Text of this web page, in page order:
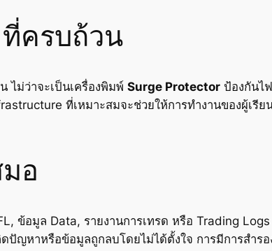
ที่ครบถ้วน
ไม่ว่าจะเป็นเครื่องพิมพ์ Surge Protector ป้องกันไ
ที่เหมาะสมจะช่วยให้การทำงานของผู้เรีย
อ
ข้อมูล Data, รายงานการเทรด หรือ Trading
ญหาหรือข้อมูลถูกลบโดยไม่ได้ตั้งใจ การมีการสำร